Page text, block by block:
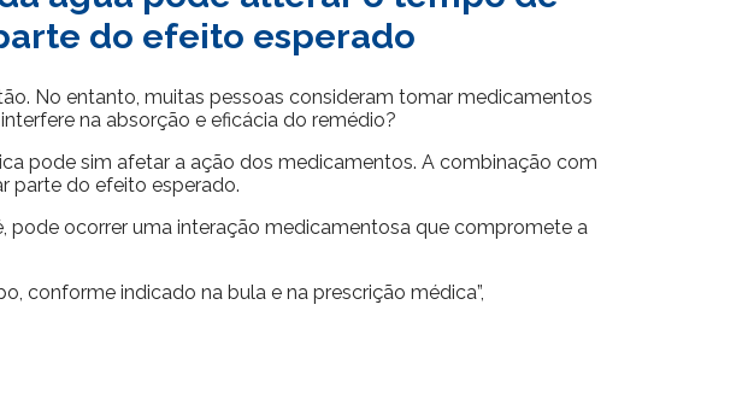
do efeito esperado
No entanto, muitas pessoas consideram tomar medicamentos
na absorção e eficácia do remédio?
pode sim afetar a ação dos medicamentos. A combinação com
parte do efeito esperado.
pode ocorrer uma interação medicamentosa que compromete a
conforme indicado na bula e na prescrição médica”,